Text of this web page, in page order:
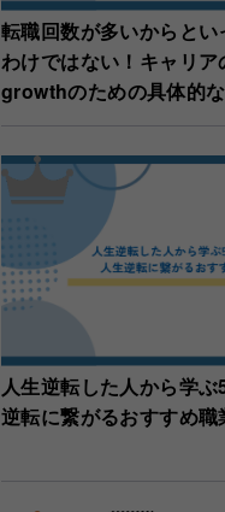
転職回数が多いからと
わけではない！キャリ
growthのための具体的
人生逆転した人から学
逆転に繋がるおすすめ職